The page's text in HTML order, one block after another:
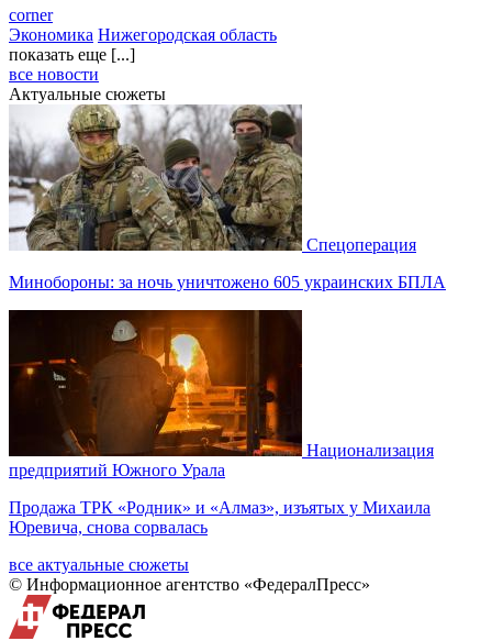
corner
Экономика Нижегородская область
показать еще [...]
все новости
Актуальные сюжеты
Спецоперация
Минобороны: за ночь уничтожено 605 украинских БПЛА
Национализация
предприятий Южного Урала
Продажа ТРК «Родник» и «Алмаз», изъятых у Михаила
Юревича, снова сорвалась
все актуальные сюжеты
© Информационное агентство «ФедералПресс»